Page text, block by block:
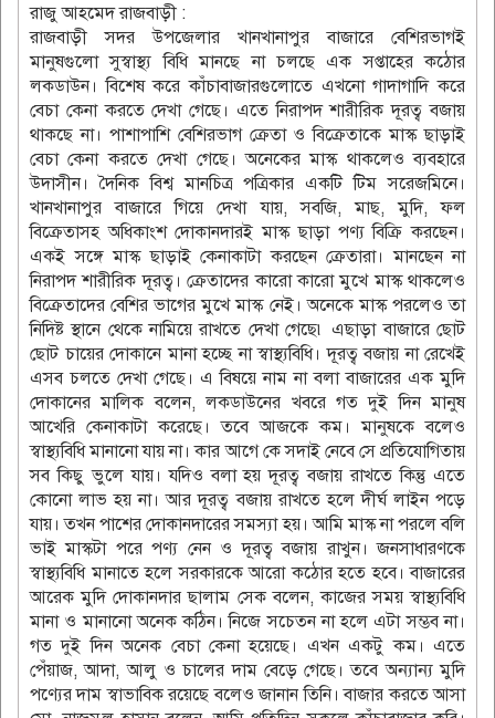
রাজু আহমেদ রাজবাড়ী :
রাজবাড়ী সদর উপজেলার খানখানাপুর বাজারে বেশিরভাগই
মানুষগুলো সুস্বাস্থ্য বিধি মানছে না চলছে এক সপ্তাহের কঠোর
লকডাউন। বিশেষ করে কাঁচাবাজারগুলোতে এখনো গাদাগাদি করে
বেচা কেনা করতে দেখা গেছে। এতে নিরাপদ শারীরিক দূরত্ব বজায়
থাকছে না। পাশাপাশি বেশিরভাগ ক্রেতা ও বিক্রেতাকে মাস্ক ছাড়াই
বেচা কেনা করতে দেখা গেছে। অনেকের মাস্ক থাকলেও ব্যবহারে
উদাসীন। দৈনিক বিশ্ব মানচিত্র পত্রিকার একটি টিম সরেজমিনে।
খানখানাপুর বাজারে গিয়ে দেখা যায়, সবজি, মাছ, মুদি, ফল
বিক্রেতাসহ অধিকাংশ দোকানদারই মাস্ক ছাড়া পণ্য বিক্রি করছেন।
একই সঙ্গে মাস্ক ছাড়াই কেনাকাটা করছেন ক্রেতারা। মানছেন না
নিরাপদ শারীরিক দূরত্ব। ক্রেতাদের কারো কারো মুখে মাস্ক থাকলেও
বিক্রেতাদের বেশির ভাগের মুখে মাস্ক নেই। অনেকে মাস্ক পরলেও তা
নিদিষ্ট স্থানে থেকে নামিয়ে রাখতে দেখা গেছে৷ এছাড়া বাজারে ছোট
ছোট চায়ের দোকানে মানা হচ্ছে না স্বাস্থ্যবিধি। দূরত্ব বজায় না রেখেই
এসব চলতে দেখা গেছে। এ বিষয়ে নাম না বলা বাজারের এক মুদি
দোকানের মালিক বলেন, লকডাউনের খবরে গত দুই দিন মানুষ
আখেরি কেনাকাটা করেছে। তবে আজকে কম। মানুষকে বলেও
স্বাস্থ্যবিধি মানানো যায় না। কার আগে কে সদাই নেবে সে প্রতিযোগিতায়
সব কিছু ভুলে যায়। যদিও বলা হয় দূরত্ব বজায় রাখতে কিন্তু এতে
কোনো লাভ হয় না। আর দূরত্ব বজায় রাখতে হলে দীর্ঘ লাইন পড়ে
যায়। তখন পাশের দোকানদারের সমস্যা হয়। আমি মাস্ক না পরলে বলি
ভাই মাস্কটা পরে পণ্য নেন ও দূরত্ব বজায় রাখুন। জনসাধারণকে
স্বাস্থ্যবিধি মানাতে হলে সরকারকে আরো কঠোর হতে হবে। বাজারের
আরেক মুদি দোকানদার ছালাম সেক বলেন, কাজের সময় স্বাস্থ্যবিধি
মানা ও মানানো অনেক কঠিন। নিজে সচেতন না হলে এটা সম্ভব না।
গত দুই দিন অনেক বেচা কেনা হয়েছে। এখন একটু কম। এতে
পেঁয়াজ, আদা, আলু ও চালের দাম বেড়ে গেছে। তবে অন্যান্য মুদি
পণ্যের দাম স্বাভাবিক রয়েছে বলেও জানান তিনি। বাজার করতে আসা